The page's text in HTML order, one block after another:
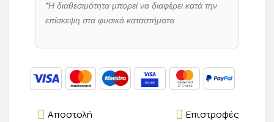
*Η διαθεσιμότητα μπορεί να διαφέρει κατά την
επίσκεψη στα φυσικά καταστήματα.
Επιστροφές
Αποστολή